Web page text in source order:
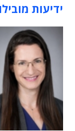
ידיעות